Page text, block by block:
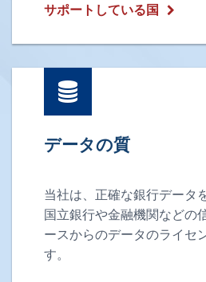
サポートしている国
データの質
当社は、正確な銀行データ
国立銀行や金融機関などの
ースからのデータのライセ
す。